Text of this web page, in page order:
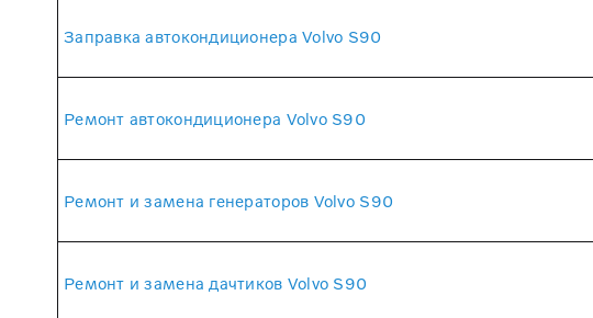
Заправка автокондиционера Volvo S90
Ремонт автокондиционера Volvo S90
Ремонт и замена генераторов Volvo S90
Ремонт и замена дачтиков Volvo S90